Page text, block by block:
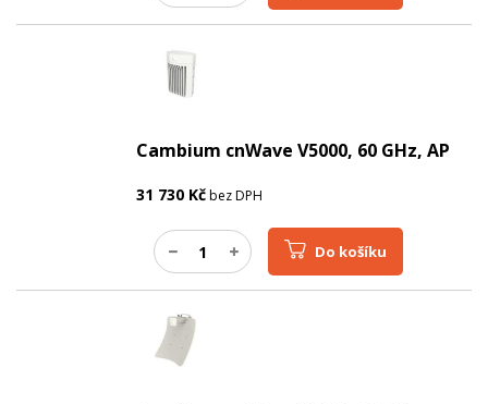
Cambium cnWave V5000, 60 GHz, AP
31 730 Kčbez DPH
Do košíku